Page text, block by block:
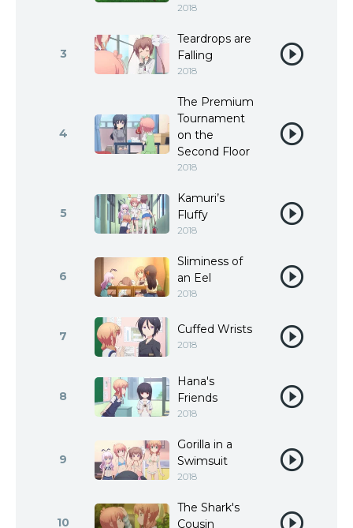
2018
3
Teardrops are
Falling
2018
4
The Premium
Tournament
on the
Second Floor
2018
5
Kamuri’s
Fluffy
2018
6
Sliminess of
an Eel
2018
7 Cuffed Wrists
2018
8
Hana's
Friends
2018
9
Gorilla in a
Swimsuit
2018
10
The Shark's
Cousin